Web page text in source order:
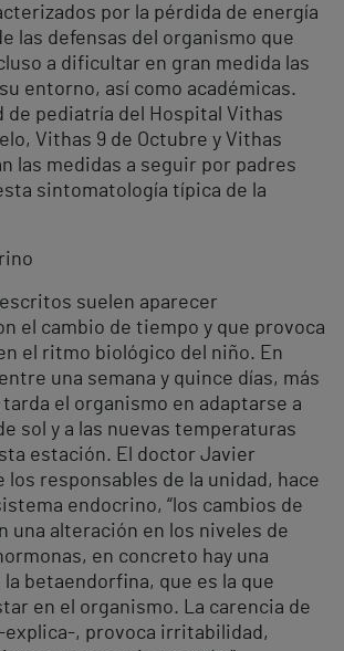
por la pérdida de energía
las defensas del organismo que
a dificultar en gran medida las
entorno, así como académicas.
de pediatría del Hospital Vithas
Vithas 9 de Octubre y Vithas
las medidas a seguir por padres
sintomatología típica de la
suelen aparecer
el cambio de tiempo y que provoca
el ritmo biológico del niño. En
una semana y quince días, más
el organismo en adaptarse a
sol y a las nuevas temperaturas
estación. El doctor Javier
los responsables de la unidad, hace
endocrino, “los cambios de
una alteración en los niveles de
en concreto hay una
betaendorfina, que es la que
en el organismo. La carencia de
explica-, provoca irritabilidad,